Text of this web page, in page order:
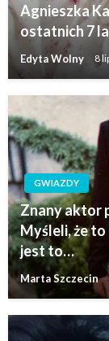
Agnieszka
ostatnich 7
Edyta Wolny 8
GWIAZDY
Znany aktor
Myśleli, że
jest to…
Marta Szczecin